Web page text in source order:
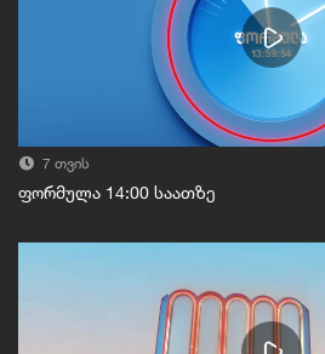
7 თვის
ფორმულა 14:00 საათზე